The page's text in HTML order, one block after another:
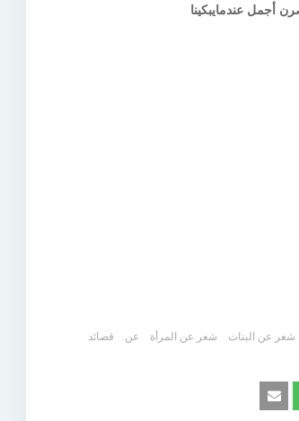
أجمل عندمايبكينا
شعر عن البنات شعر عن المرأة عن
قصائد